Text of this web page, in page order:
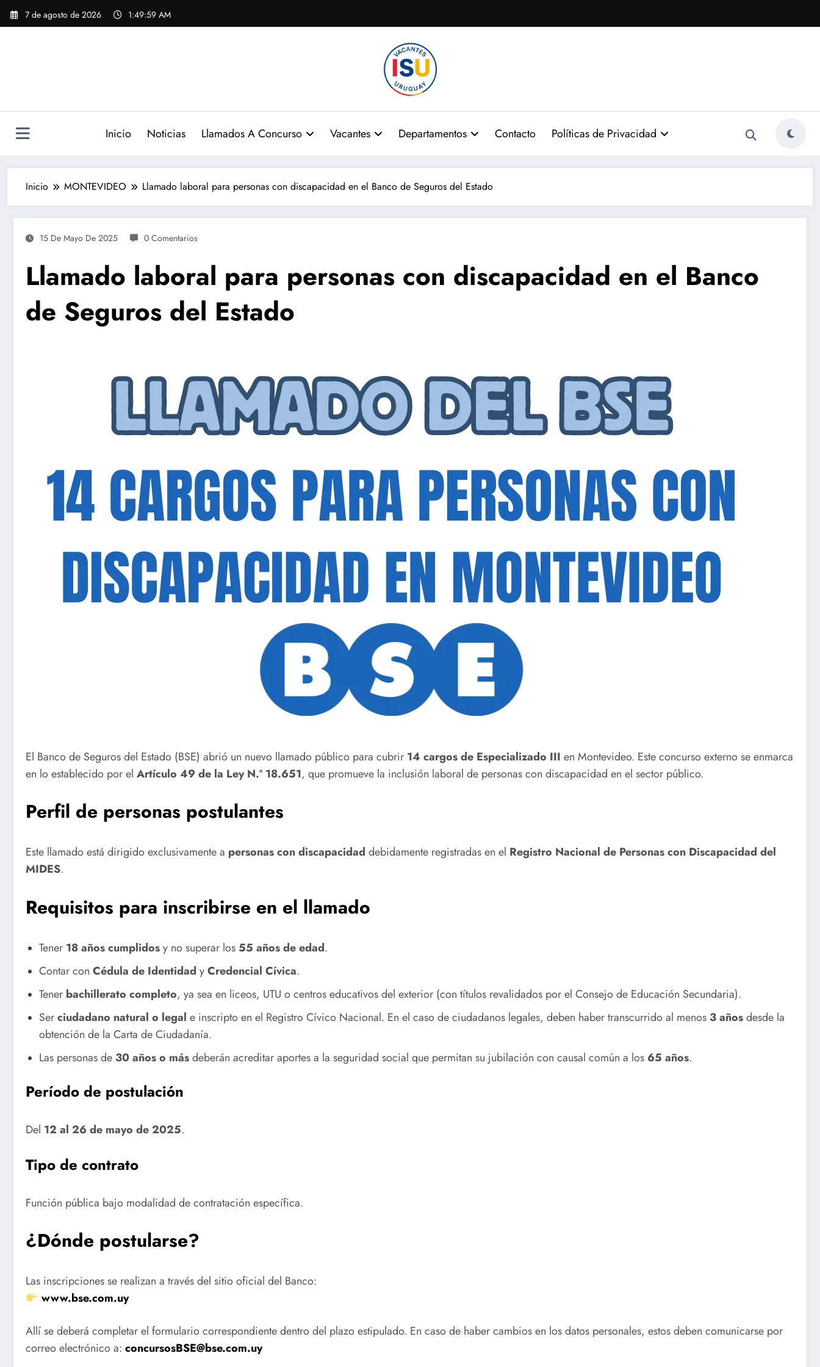
Saltar
7 de agosto de 2026 1:50:00 AM
Inicio Noticias Llamados A Concurso Vacantes Departamentos Contacto Políticas de Privacidad
Inicio MONTEVIDEO Llamado laboral para personas con discapacidad en el Banco de Seguros del Estado
15 De Mayo De 2025 0 Comentarios
Llamado laboral para personas con discapacidad en el Banco
de Seguros del Estado
El Banco de Seguros del Estado (BSE) abrió un nuevo llamado público para cubrir 14 cargos de Especializado III en Montevideo. Este concurso externo se enmarca
en lo establecido por el Artículo 49 de la Ley N.º 18.651, que promueve la inclusión laboral de personas con discapacidad en el sector público.
Perfil de personas postulantes
Este llamado está dirigido exclusivamente a personas con discapacidad debidamente registradas en el Registro Nacional de Personas con Discapacidad del
MIDES.
Requisitos para inscribirse en el llamado
Tener 18 años cumplidosy no superar los 55 años de edad.
Contar con Cédula de Identidad yCredencial Cívica.
Tener bachillerato completo, ya sea en liceos, UTU o centros educativos del exterior (con títulos revalidados por el Consejo de Educación Secundaria).
Serciudadano natural o legal e inscripto en el Registro Cívico Nacional. En el caso de ciudadanos legales, deben haber transcurrido al menos 3 añosdesde la
obtención de la Carta de Ciudadanía.
Las personas de 30 años o másdeberán acreditar aportes a la seguridad social que permitan su jubilación con causal común a los 65 años.
Período de postulación
Del 12 al 26 de mayo de 2025.
Tipo de contrato
Función pública bajo modalidad de contratación específica.
¿Dónde postularse?
Las inscripciones se realizan a través del sitio oficial del Banco:
www.bse.com.uy
Allí se deberá completar el formulario correspondiente dentro del plazo estipulado. En caso de haber cambios en los datos personales, estos deben comunicarse por
correo electrónico a: concursosBSE@bse.com.uy